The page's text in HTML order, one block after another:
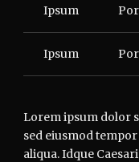
Ipsum
Ipsum
Lorem ipsum dolor
sed eiusmod
aliqua. Idque